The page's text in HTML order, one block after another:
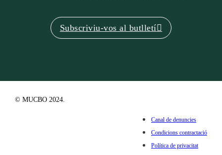
Subscriviu-vos al butlletí
© MUCBO 2024.
Canal de denuncies
Condicions contractació
Política de privacitat